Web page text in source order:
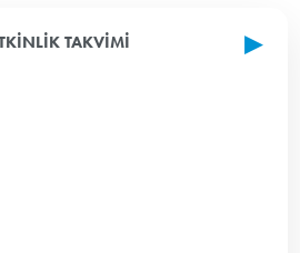
TAKVIMI